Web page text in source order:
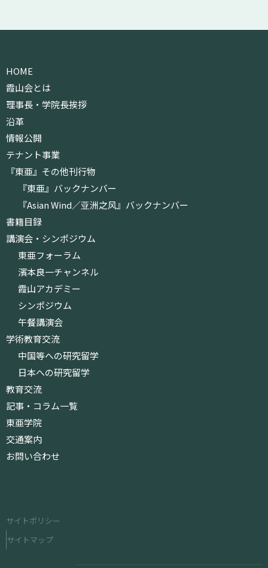
HOME
霞山会とは
理事長・学院長挨拶
沿革
情報公開
テナント事業
『東亜』その他刊行物
『東亜』バックナンバー
『Asian Wind／亚洲之风』バックナンバー
書籍目録
講演会・シンポジウム
東亜フォーラム
濱本良一チャンネル
霞山アカデミー
シンポジウム
午餐講演会
学術教育交流
中国等への研究留学
日本への研究留学
教育交流
記事・コラム一覧
東亜学院
交通案内
お問い合わせ
サイトポリシー
サイトマップ